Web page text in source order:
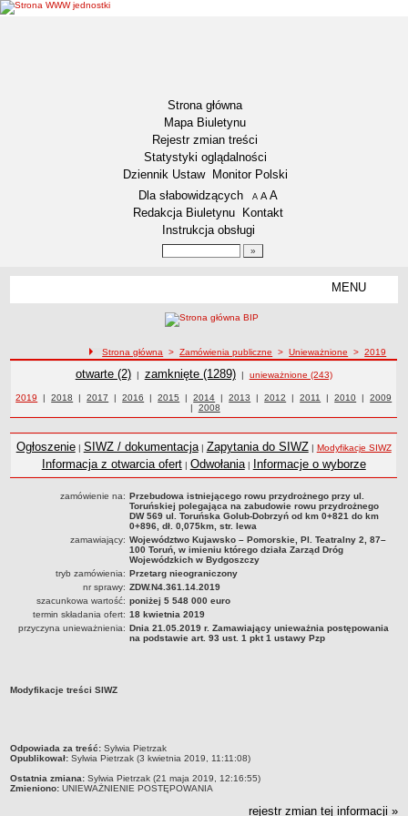
Strona główna
Mapa Biuletynu
Rejestr zmian treści
Statystyki oglądalności
Dziennik Ustaw
Monitor Polski
Menu dodatkowe
Dla słabowidzących A pomniejsz czcionkę
A standardowy rozmiar czcionki
A
Redakcja Biuletynu
Kontakt
Instrukcja obsługi
MENU
RAPORT O STANIE DOSTĘPNOŚCI
ZDW BYDGOSZCZ
Lokalizacja
Przedmiot działalności
Statut
Nadzór nad ZDW
Regulamin Organizacyjny
Schemat organizacyjny
Inspektor Ochrony Danych
Zgłoszenia zewnętrzne
PRACA W ZDW
Ogłoszenia o pracę
Wyniki naborów
Zezwolenie na prowadzenie robót
Zezwolenie na umieszczenie obiektu handlowego lub usługowego /
innych obiektów, reklam
ścieżka nawigacji
Strona główna >Zamówienia publiczne >Unieważnione >2019
Zamówienia publiczne
otwarte (2)| Zamówienia publiczne
zamknięte (1289)| Zamówienia publiczne
unieważnione (243)
Zamówienia publiczne z roku
2019 |Zamówienia publiczne z roku
2018 |Zamówienia publiczne z roku
2017 |Zamówienia publiczne z roku
2016 |Zamówienia publiczne z roku
2015 |Zamówienia publiczne z roku
2014 |Zamówienia publiczne z roku
2013 |Zamówienia publiczne z roku
2012 | Zamówienia publiczne z
2011 |
Zamówienia
2010 |
roku
2009
| Zamówienia publiczne z roku
2008
Ogłoszenie| SIWZ / dokumentacja| Zapytania do SIWZ | Modyfikacje SIWZ
Informacja z otwarcia ofert| Odwołania| Informacje o wyborze
zamówienie na: Przebudowa istniejącego rowu przydrożnego przy ul.
Toruńskiej polegająca na zabudowie rowu przydrożnego
DW 569 ul. Toruńska Golub-Dobrzyń od km 0+821 do km
0+896, dł. 0,075km, str. lewa
zamawiający: Województwo Kujawsko – Pomorskie, Pl. Teatralny 2, 87–
100 Toruń, w imieniu którego działa Zarząd Dróg
Wojewódzkich w Bydgoszczy
tryb zamówienia: Przetarg nieograniczony
nr sprawy: ZDW.N4.361.14.2019
szacunkowa wartość: poniżej 5 548 000 euro
termin składania ofert: 18 kwietnia 2019
przyczyna unieważnienia: Dnia 21.05.2019 r. Zamawiający unieważnia postępowania
na podstawie art. 93 ust. 1 pkt 1 ustawy Pzp
Modyfikacje treści SIWZ
metryczka
Odpowiada za treść: Sylwia Pietrzak
Opublikował: Sylwia Pietrzak (3 kwietnia 2019, 11:11:08)
Ostatnia zmiana: Sylwia Pietrzak (21 maja 2019, 12:16:55)
Zmieniono: UNIEWAŻNIENIE POSTĘPOWANIA
rejestr zmian tej informacji »